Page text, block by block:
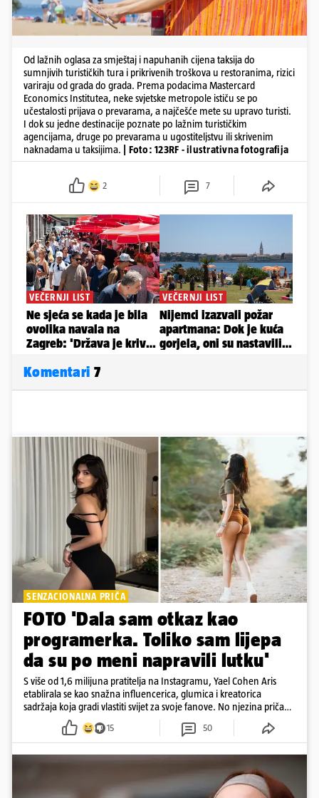
Od lažnih oglasa za smještaj i napuhanih cijena taksija do
sumnjivih turističkih tura i prikrivenih troškova u restoranima, rizici
variraju od grada do grada. Prema podacima Mastercard
Economics Institutea, neke svjetske metropole ističu se po
učestalosti prijava o prevarama, a najčešće mete su upravo turisti.
I dok su jedne destinacije poznate po lažnim turističkim
agencijama, druge po prevarama u ugostiteljstvu ili skrivenim
naknadama u taksijima.
| Foto: 123RF - ilustrativna fotografija
2 7
Komentari 7
SENZACIONALNA PRIČA
FOTO 'Dala sam otkaz kao
programerka. Toliko sam lijepa
da su po meni napravili lutku'
S više od 1,6 milijuna pratitelja na Instagramu, Yael Cohen Aris
etablirala se kao snažna influencerica, glumica i kreatorica
sadržaja koja gradi vlastiti svijet za svoje fanove. No njezina priča
pokazuje da online slava dolazi i s neočekivanim izazovima
15 50